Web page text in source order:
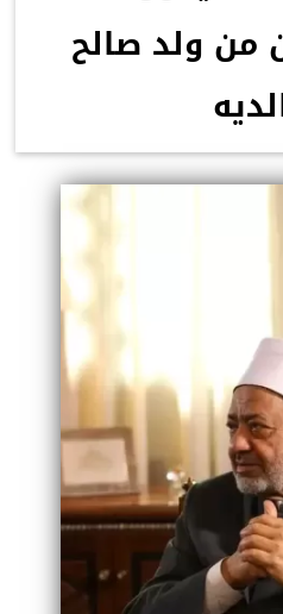
من ولد صالح